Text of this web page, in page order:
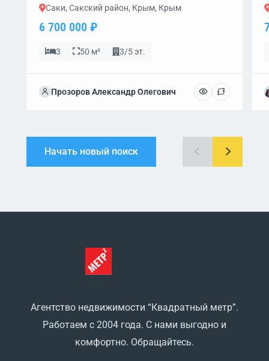
Саки, Сакский район, Крым, Крым
6 700 000 ₽
3 50 м² 3/5 эт.
Прозоров Александр Олегович
Начать новый поиск
Агентство недвижимости “Квадратный метр”.
Работаем с 2004 года. С нами выгодно и
комфортно. Обращайтесь.